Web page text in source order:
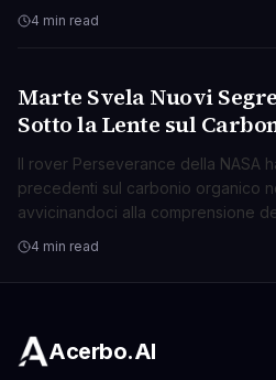
surriscaldato che si espande
4 min read
SCIENZA
Marte Svela Nuovi
Sotto la Lente sul
Il rover Perseverance della NASA
precedenti sul carbonio organico
avvicinandoci alla comprensione
biologico di Marte.
4 min read
Acerbo.AI